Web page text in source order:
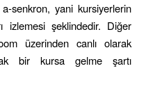
senkron, yani kursiyerlerin
izlemesi şeklindedir. Diğer
üzerinden canlı olarak
bir kursa gelme şartı